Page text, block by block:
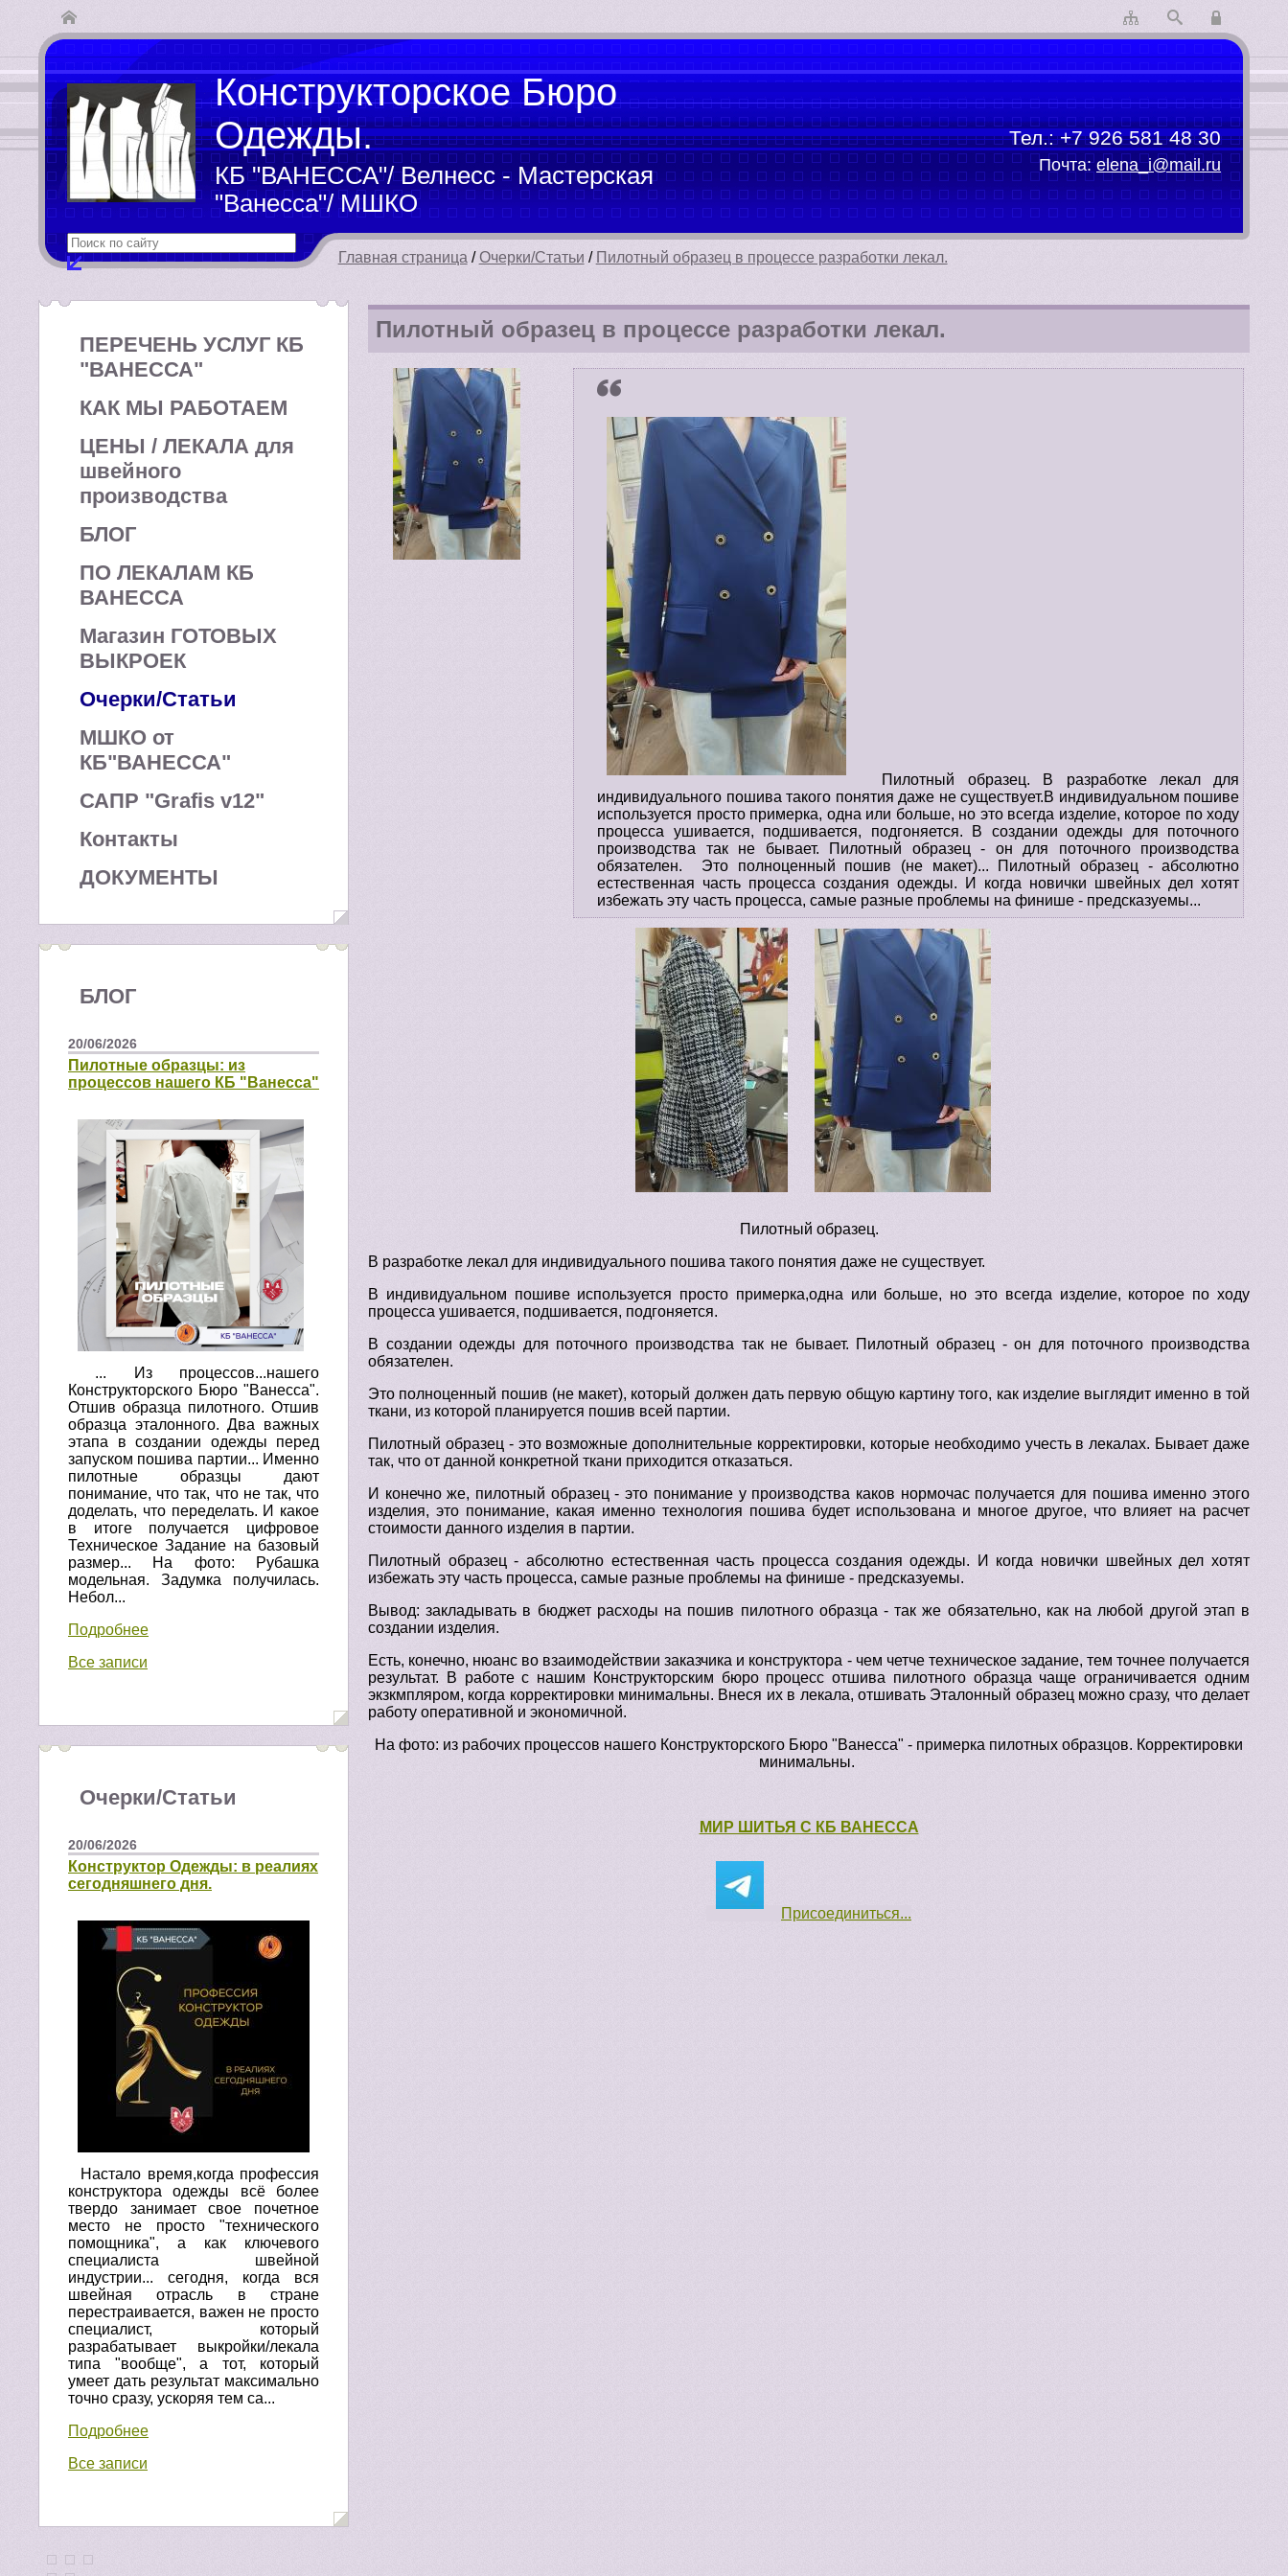
Конструкторское Бюро
Одежды.
КБ "ВАНЕССА"/ Велнесс - Мастерская
"Ванесса"/ МШКО
Тел.:+7 926 581 48 30
Почта:elena_i@mail.ru
Главная страница /Очерки/Статьи / Пилотный образец в процессе разработки лекал.
Пилотный образец в процессе разработки лекал.
Пилотный образец. В разработке лекал для
индивидуального пошива такого понятия даже не существует.В индивидуальном пошиве
используется просто примерка, одна или больше, но это всегда изделие, которое по ходу
процесса ушивается, подшивается, подгоняется. В создании одежды для поточного
производства так не бывает. Пилотный образец - он для поточного производства
обязателен. Это полноценный пошив (не макет)... Пилотный образец - абсолютно
естественная часть процесса создания одежды. И когда новички швейных дел хотят
избежать эту часть процесса, самые разные проблемы на финише - предсказуемы...
Пилотный образец.
В разработке лекал для индивидуального пошива такого понятия даже не существует.
В индивидуальном пошиве используется просто примерка,одна или больше, но это всегда изделие, которое по ходу
процесса ушивается, подшивается, подгоняется.
В создании одежды для поточного производства так не бывает. Пилотный образец - он для поточного производства
обязателен.
Это полноценный пошив (не макет), который должен дать первую общую картину того, как изделие выглядит именно в той
ткани, из которой планируется пошив всей партии.
Пилотный образец - это возможные дополнительные корректировки, которые необходимо учесть в лекалах. Бывает даже
так, что от данной конкретной ткани приходится отказаться.
И конечно же, пилотный образец - это понимание у производства каков нормочас получается для пошива именно этого
изделия, это понимание, какая именно технология пошива будет использована и многое другое, что влияет на расчет
стоимости данного изделия в партии.
Пилотный образец - абсолютно естественная часть процесса создания одежды. И когда новички швейных дел хотят
избежать эту часть процесса, самые разные проблемы на финише - предсказуемы.
Вывод: закладывать в бюджет расходы на пошив пилотного образца - так же обязательно, как на любой другой этап в
создании изделия.
Есть, конечно, нюанс во взаимодействии заказчика и конструктора - чем четче техническое задание, тем точнее получается
результат. В работе с нашим Конструкторским бюро процесс отшива пилотного образца чаще ограничивается одним
экзкмпляром, когда корректировки минимальны. Внеся их в лекала, отшивать Эталонный образец можно сразу, что делает
работу оперативной и экономичной.
На фото: из рабочих процессов нашего Конструкторского Бюро "Ванесса" - примерка пилотных образцов. Корректировки
минимальны.
МИР ШИТЬЯ С КБ ВАНЕССА
Присоединиться...
ПЕРЕЧЕНЬ УСЛУГ КБ
"ВАНЕССА"
КАК МЫ РАБОТАЕМ
ЦЕНЫ / ЛЕКАЛА для
швейного
производства
БЛОГ
ПО ЛЕКАЛАМ КБ
ВАНЕССА
Магазин ГОТОВЫХ
ВЫКРОЕК
Очерки/Статьи
МШКО от
КБ"ВАНЕССА"
САПР "Grafis v12"
Контакты
ДОКУМЕНТЫ
БЛОГ
20/06/2026
Пилотные образцы: из
процессов нашего КБ "Ванесса"
... Из процессов...нашего
Конструкторского Бюро "Ванесса".
Отшив образца пилотного. Отшив
образца эталонного. Два важных
этапа в создании одежды перед
запуском пошива партии... Именно
пилотные образцы дают
понимание, что так, что не так, что
доделать, что переделать. И какое
в итоге получается цифровое
Техническое Задание на базовый
размер... На фото: Рубашка
модельная. Задумка получилась.
Небол...
Подробнее
Все записи
Очерки/Статьи
20/06/2026
Конструктор Одежды: в реалиях
сегодняшнего дня.
Настало время,когда профессия
конструктора одежды всё более
твердо занимает свое почетное
место не просто "технического
помощника", а как ключевого
специалиста швейной
индустрии... сегодня, когда вся
швейная отрасль в стране
перестраивается, важен не просто
специалист, который
разрабатывает выкройки/лекала
типа "вообще", а тот, который
умеет дать результат максимально
точно сразу, ускоряя тем са...
Подробнее
Все записи